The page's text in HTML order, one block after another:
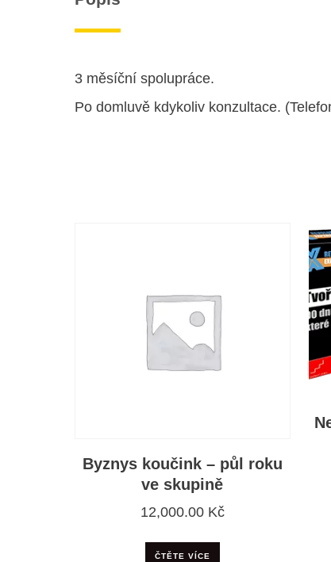
3 měsíční spolupráce.
Po domluvě kdykoliv konzultace.
Byznys koučink – půl roku
ve skupině
12,000.00 Kč
ČTĚTE VÍCE